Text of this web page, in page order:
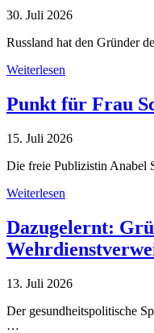
30. Juli 2026
Russland hat den Gründer
Weiterlesen
Punkt für Frau
15. Juli 2026
Die freie Publizistin Anabel
Weiterlesen
Dazugelernt:
13. Juli 2026
Der gesundheitspolitische
…